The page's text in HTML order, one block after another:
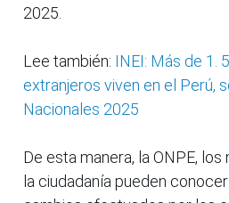
2025.
Lee también: INEI: Más de 1.
extranjeros viven en el Perú,
Nacionales 2025
De esta manera, la ONPE,
la ciudadanía pueden